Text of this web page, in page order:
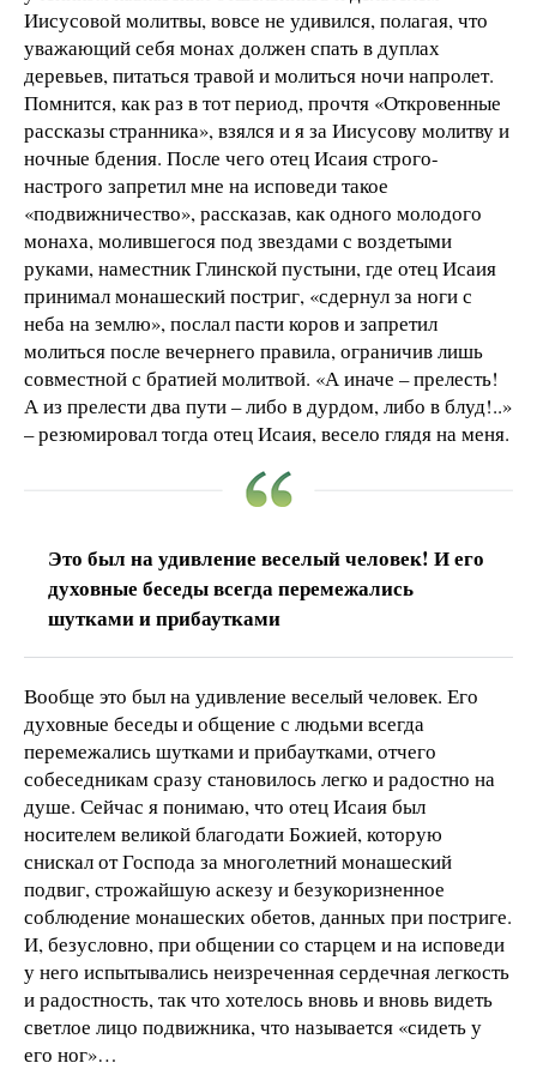
Иисусовой молитвы, вовсе не удивился, полагая, что
уважающий себя монах должен спать в дуплах
деревьев, питаться травой и молиться ночи напролет.
Помнится, как раз в тот период, прочтя «Откровенные
рассказы странника», взялся и я за Иисусову молитву и
ночные бдения. После чего отец Исаия строго-
настрого запретил мне на исповеди такое
«подвижничество», рассказав, как одного молодого
монаха, молившегося под звездами с воздетыми
руками, наместник Глинской пустыни, где отец Исаия
принимал монашеский постриг, «сдернул за ноги с
неба на землю», послал пасти коров и запретил
молиться после вечернего правила, ограничив лишь
совместной с братией молитвой. «А иначе – прелесть!
А из прелести два пути – либо в дурдом, либо в блуд!..»
– резюмировал тогда отец Исаия, весело глядя на меня.
Это был на удивление веселый человек! И его
духовные беседы всегда перемежались
шутками и прибаутками
Вообще это был на удивление веселый человек. Его
духовные беседы и общение с людьми всегда
перемежались шутками и прибаутками, отчего
собеседникам сразу становилось легко и радостно на
душе. Сейчас я понимаю, что отец Исаия был
носителем великой благодати Божией, которую
снискал от Господа за многолетний монашеский
подвиг, строжайшую аскезу и безукоризненное
соблюдение монашеских обетов, данных при постриге.
И, безусловно, при общении со старцем и на исповеди
у него испытывались неизреченная сердечная легкость
и радостность, так что хотелось вновь и вновь видеть
светлое лицо подвижника, что называется «сидеть у
его ног»…